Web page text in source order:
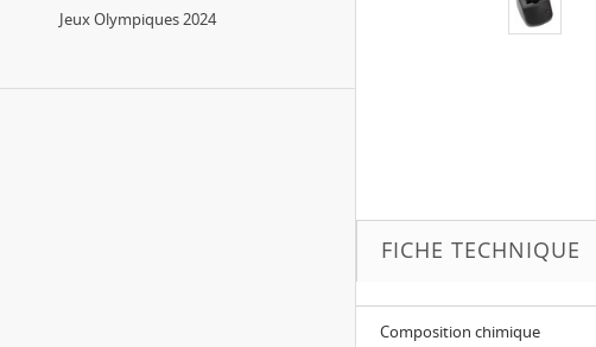
Jeux Olympiques 2024
FICHE TECHNIQUE
Composition chimique